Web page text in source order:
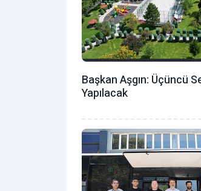
Başkan Aşgın: Üçüncü
Yapılacak